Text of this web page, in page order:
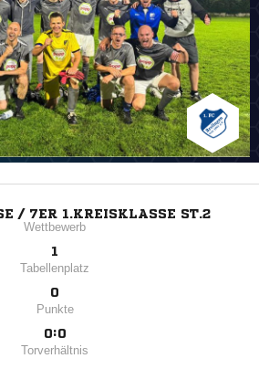
/ 7ER 1.KREISKLASSE ST.2
Wettbewerb
1
Tabellenplatz
0
Punkte
0:0
Torverhältnis